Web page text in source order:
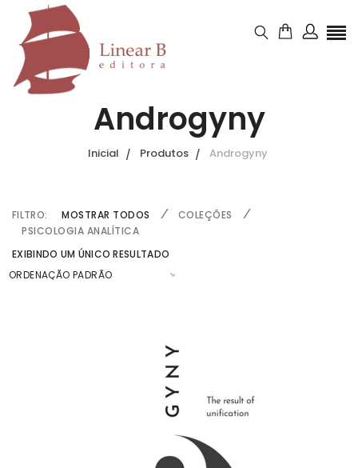
Androgyny
Inicial Produtos Androgyny
FILTRO: MOSTRAR TODOS
COLEÇÕES
PSICOLOGIA ANALÍTICA
EXIBINDO UM ÚNICO RESULTADO